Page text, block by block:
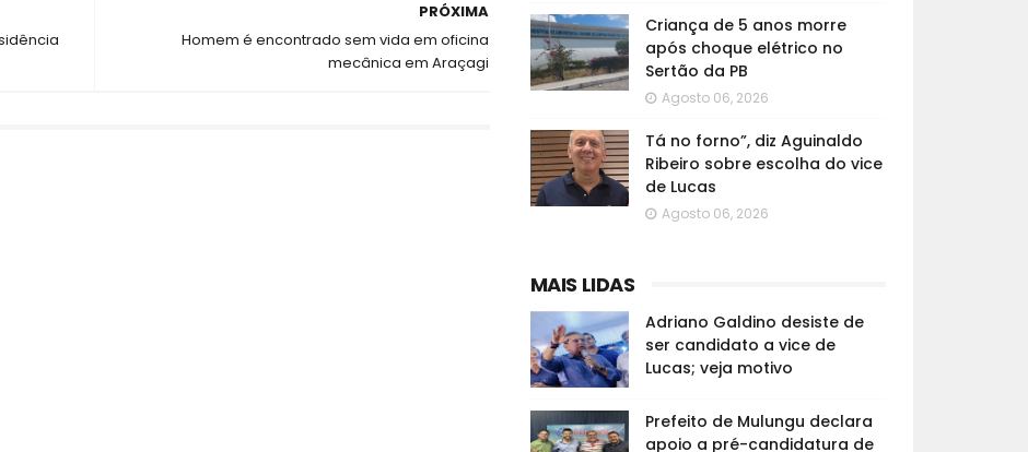
PRÓXIMA
Homem é encontrado sem vida em oficina
mecânica em Araçagi
Criança de 5 anos morre
após choque elétrico no
Sertão da PB
Agosto 06, 2026
Tá no forno”, diz Aguinaldo
Ribeiro sobre escolha do vice
de Lucas
Agosto 06, 2026
MAIS LIDAS
Adriano Galdino desiste de
ser candidato a vice de
Lucas; veja motivo
Prefeito de Mulungu declara
apoio a pré-candidatura de